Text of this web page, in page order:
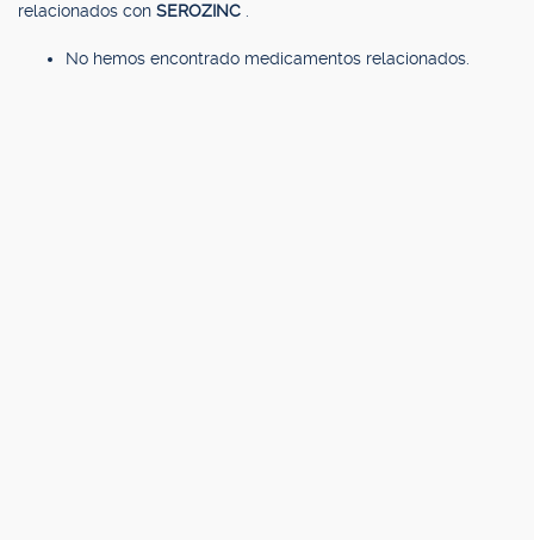
relacionados con SEROZINC
No hemos encontrado medicamentos relacionados.